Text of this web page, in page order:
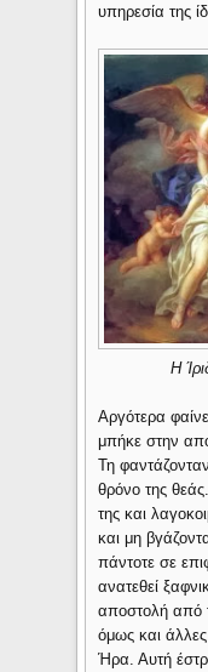
υπηρεσία της
Η
Αργότερα
μπήκε στην
Τη
θρόνο της
της και
και μη
πάντοτε σε
ανατεθεί
αποστολή από
όμως και
Ήρα. Αυτή